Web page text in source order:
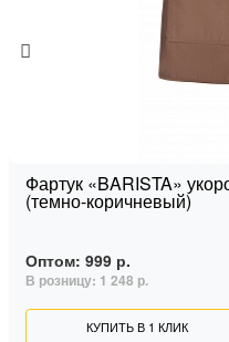
Фартук «BARISTA»
(темно-коричневый)
Оптом: 999 р.
В розницу: 1 248 р.
КУПИТЬ В 1 КЛИК